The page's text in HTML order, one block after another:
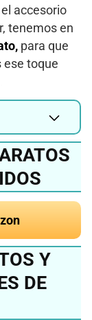
accesorio
tenemos en
para que
ese toque
Y
DE